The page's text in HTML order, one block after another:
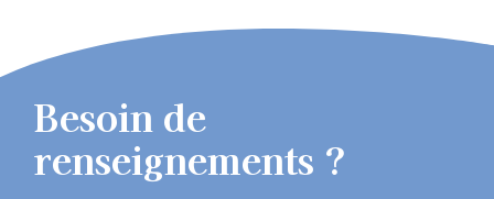
Besoin de
renseignements ?